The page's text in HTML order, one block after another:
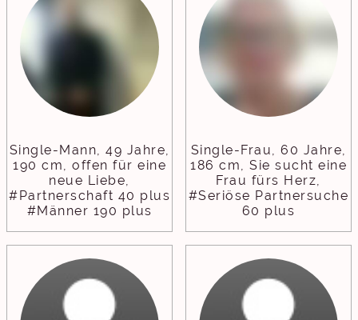
Single-Mann, 49 Jahre,
190 cm, offen für eine
neue Liebe,
#Partnerschaft 40 plus
#Männer 190 plus
Single-Frau, 60 Jahre,
186 cm, Sie sucht eine
Frau fürs Herz,
#Seriöse Partnersuche
60 plus